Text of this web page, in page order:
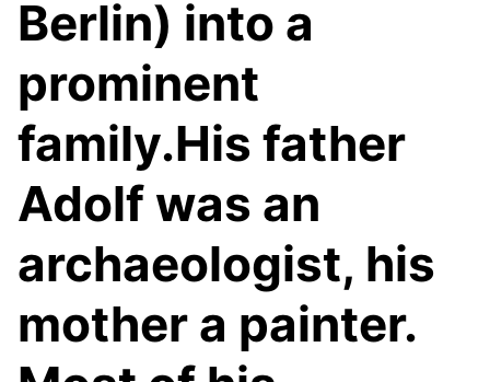
Berlin) into a
prominent
family.His father
Adolf was an
archaeologist, his
mother a painter.